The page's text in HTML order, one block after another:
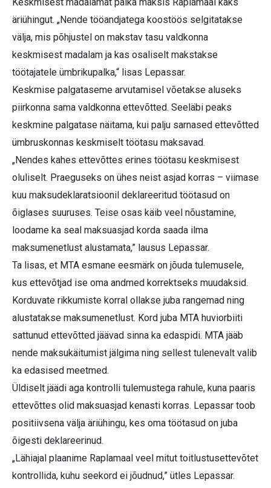
Keskmisest madalamat palka maksis Raplamaal kaks
äriühingut. „Nende tööandjatega koostöös selgitatakse
välja, mis põhjustel on makstav tasu valdkonna
keskmisest madalam ja kas osaliselt makstakse
töötajatele ümbrikupalka,“ lisas Lepassar.
Keskmise palgataseme arvutamisel võetakse aluseks
piirkonna sama valdkonna ettevõtted. Seeläbi peaks
keskmine palgatase näitama, kui palju sarnased ettevõtted
ümbruskonnas keskmiselt töötasu maksavad.
„Nendes kahes ettevõttes erines töötasu keskmisest
oluliselt. Praeguseks on ühes neist asjad korras – viimase
kuu maksudeklaratsioonil deklareeritud töötasud on
õiglases suuruses. Teise osas käib veel nõustamine,
loodame ka seal maksuasjad korda saada ilma
maksumenetlust alustamata,” lausus Lepassar.
Ta lisas, et MTA esmane eesmärk on jõuda tulemusele,
kus ettevõtjad ise oma andmed korrektseks muudaksid.
Korduvate rikkumiste korral ollakse juba rangemad ning
alustatakse maksumenetlust. Kord juba MTA huviorbiiti
sattunud ettevõtted jäävad sinna ka edaspidi. MTA jääb
nende maksukäitumist jälgima ning sellest tulenevalt valib
ka edasised meetmed.
Üldiselt jäädi aga kontrolli tulemustega rahule, kuna paaris
ettevõttes olid maksuasjad kenasti korras. Lepassar toob
positiivsena välja äriühingu, kes oma töötasud on juba
õigesti deklareerinud.
„Lähiajal plaanime Raplamaal veel mitut toitlustusettevõtet
kontrollida, kuhu seekord ei jõudnud,” ütles Lepassar.